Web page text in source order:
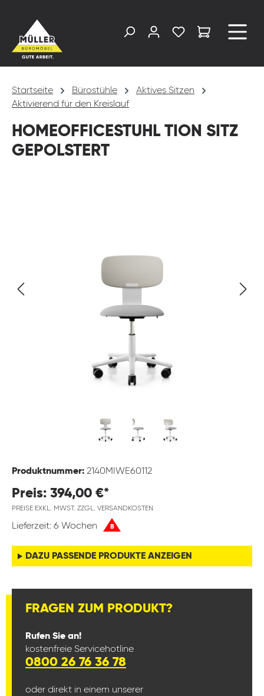
Startseite Bürostühle
Aktives Sitzen
Aktivierend für den Kreislauf
HOMEOFFICESTUHL TION SITZ
GEPOLSTERT
Produktnummer: 2140MIWE60112
Preis: 394,00 €*
PREISE EXKL. MWST. ZZGL. VERSANDKOSTEN
Lieferzeit: 6 Wochen B
DAZU PASSENDE PRODUKTE ANZEIGEN
FRAGEN ZUM PRODUKT?
Rufen Sie an!
kostenfreie Servicehotline
0800 26 76 36 78
oder direkt in einem unserer